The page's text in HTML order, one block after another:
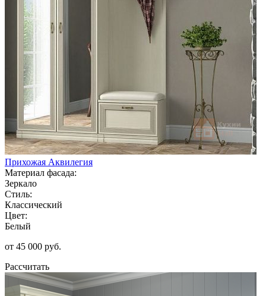
Прихожая Аквилегия
Материал фасада:
Зеркало
Стиль:
Классический
Цвет:
Белый
от 45 000 руб.
Рассчитать